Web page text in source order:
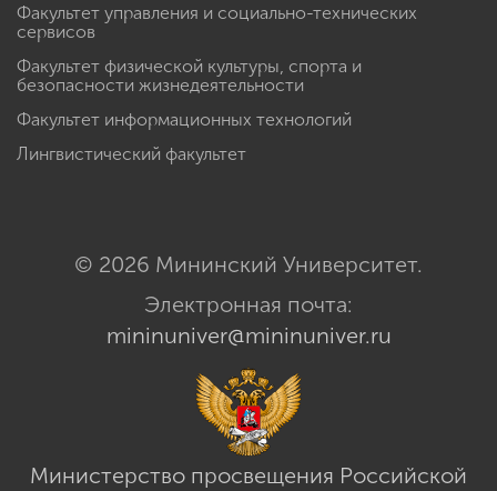
Факультет управления и социально-технических
сервисов
Факультет физической культуры, спорта и
безопасности жизнедеятельности
Факультет информационных технологий
Лингвистический факультет
© 2026 Мининский Университет.
Электронная почта:
mininuniver@mininuniver.ru
Министерство просвещения Российской